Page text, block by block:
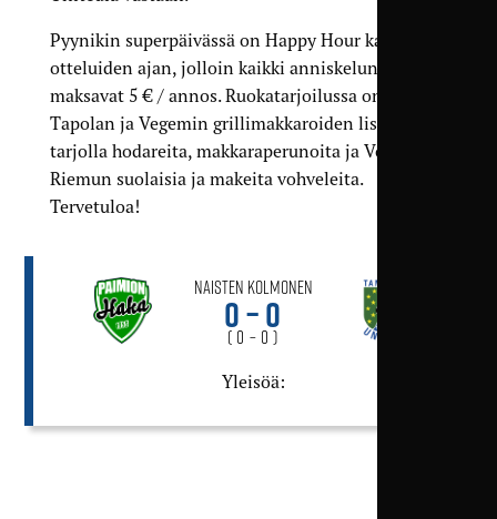
Pyynikin superpäivässä on Happy Hour kaikkien
otteluiden ajan, jolloin kaikki anniskelun juomat
maksavat 5 € / annos. Ruokatarjoilussa on
Tapolan ja Vegemin grillimakkaroiden lisäksi
tarjolla hodareita, makkaraperunoita ja Vohveli
Riemun suolaisia ja makeita vohveleita.
Tervetuloa!
Naisten Kolmonen
0 – 0
( 0 – 0 )
Yleisöä: